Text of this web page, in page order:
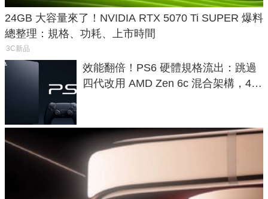
24GB 大容量來了！NVIDIA RTX 5070 Ti SUPER 爆料
總整理：規格、功耗、上市時間
3C新品
效能翻倍！PS6 硬體規格流出：跳過
四代改用 AMD Zen 6c 混合架構，4K